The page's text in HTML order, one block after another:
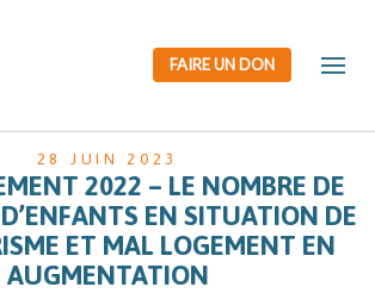
28 JUIN 2023
2022 – LE NOMBRE DE
EN SITUATION DE
ET MAL LOGEMENT EN
AUGMENTATION
FAIRE UN DON